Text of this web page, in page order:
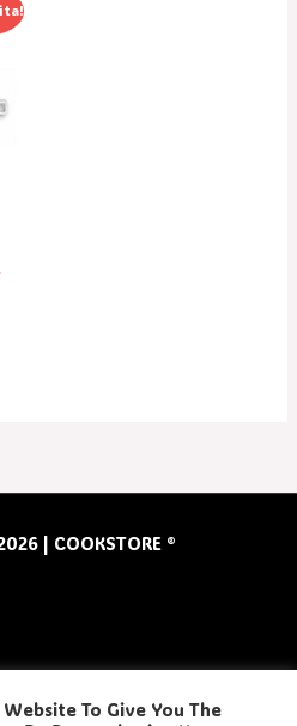
| COOKSTORE ®
To Give You The